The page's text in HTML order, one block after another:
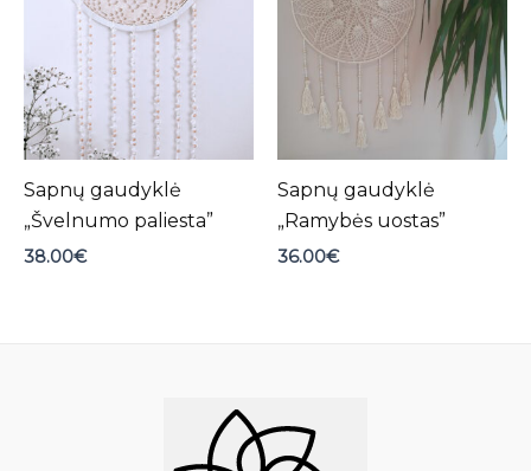
Sapnų gaudyklė
„Švelnumo paliesta”
38.00€
Sapnų gaudyklė
„Ramybės uostas”
36.00€